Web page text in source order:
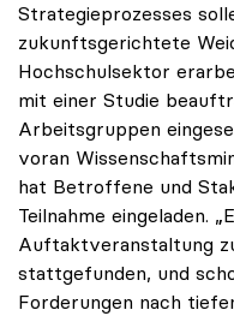
Strategieprozesses
zukunftsgerichtete
Hochschulsektor
mit einer Studie
Arbeitsgruppen
voran
hat Betroffene und
Teilnahme eingeladen.
Auftaktveranstaltung
stattgefunden, und
Forderungen nach